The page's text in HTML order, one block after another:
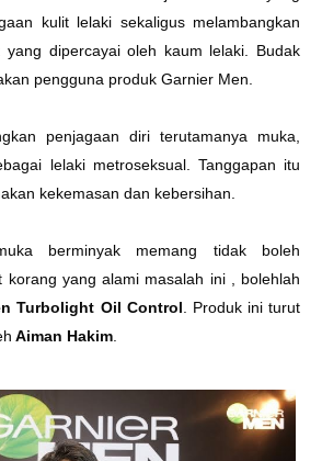
kulit lelaki sekaligus melambangkan
dipercayai oleh kaum lelaki. Budak
pengguna produk Garnier Men.
penjagaan diri terutamanya muka,
lelaki metroseksual. Tanggapan itu
kekemasan dan kebersihan.
berminyak memang tidak boleh
korang yang alami masalah ini , bolehlah
Turbolight Oil Control . Produk ini turut
Aiman Hakim